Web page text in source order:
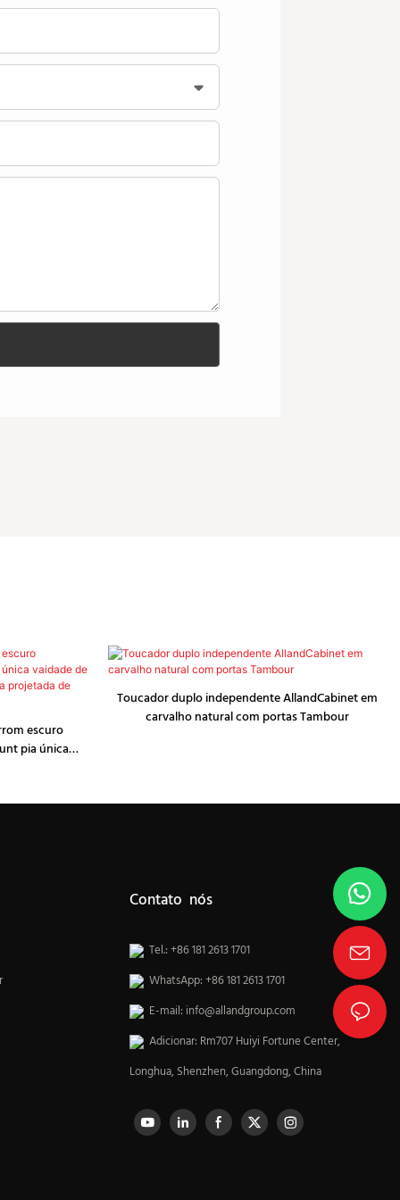
escuro
pia única
Toucador duplo independente AllandCabinet em
carvalho natural com portas Tambour
Contato nós
Tel.: +86 181 2613 1701
WhatsApp: +86 181 2613 1701
E-mail: info@allandgroup.com
Adicionar: Rm707 Huiyi Fortune Center,
Longhua, Shenzhen, Guangdong, China